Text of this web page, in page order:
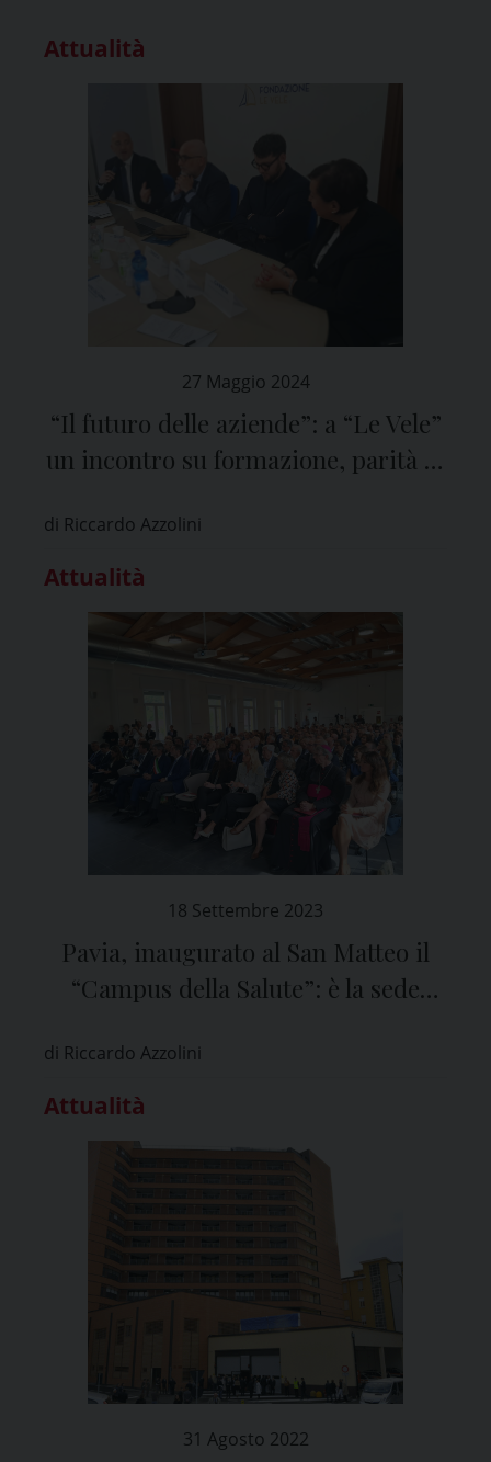
Attualità
27 Maggio 2024
“Il futuro delle aziende”: a “Le Vele”
un incontro su formazione, parità di
di Riccardo Azzolini
Attualità
18 Settembre 2023
Pavia, inaugurato al San Matteo il
“Campus della Salute”: è la sede
Chirurgia
di Riccardo Azzolini
Attualità
31 Agosto 2022